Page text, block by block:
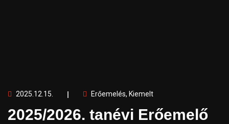
2025.12.15. Erőemelés, Kiemelt
2025/2026. tanévi Erőemelő